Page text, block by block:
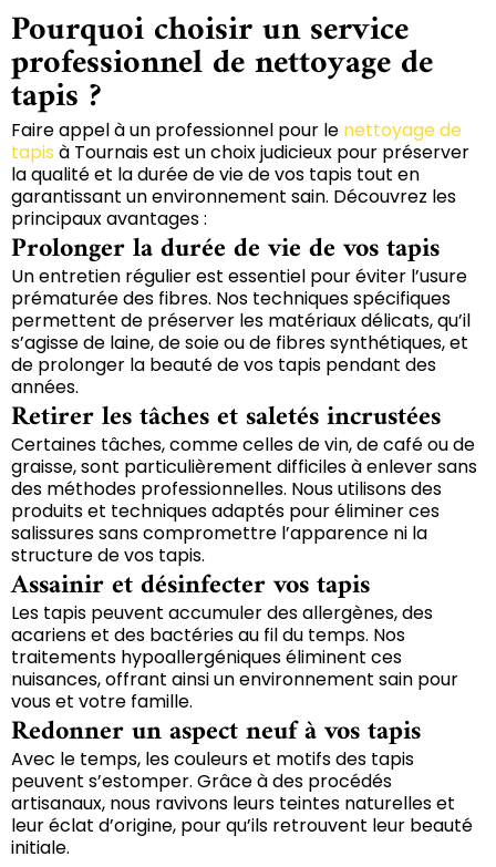
Pourquoi choisir un service
professionnel de nettoyage de
tapis ?
Faire appel à un professionnel pour le nettoyage de
tapis à Tournais est un choix judicieux pour préserver
la qualité et la durée de vie de vos tapis tout en
garantissant un environnement sain. Découvrez les
principaux avantages :
Prolonger la durée de vie de vos tapis
Un entretien régulier est essentiel pour éviter l’usure
prématurée des fibres. Nos techniques spécifiques
permettent de préserver les matériaux délicats, qu’il
s’agisse de laine, de soie ou de fibres synthétiques, et
de prolonger la beauté de vos tapis pendant des
années.
Retirer les tâches et saletés incrustées
Certaines tâches, comme celles de vin, de café ou de
graisse, sont particulièrement difficiles à enlever sans
des méthodes professionnelles. Nous utilisons des
produits et techniques adaptés pour éliminer ces
salissures sans compromettre l’apparence ni la
structure de vos tapis.
Assainir et désinfecter vos tapis
Les tapis peuvent accumuler des allergènes, des
acariens et des bactéries au fil du temps. Nos
traitements hypoallergéniques éliminent ces
nuisances, offrant ainsi un environnement sain pour
vous et votre famille.
Redonner un aspect neuf à vos tapis
Avec le temps, les couleurs et motifs des tapis
peuvent s’estomper. Grâce à des procédés
artisanaux, nous ravivons leurs teintes naturelles et
leur éclat d’origine, pour qu’ils retrouvent leur beauté
initiale.